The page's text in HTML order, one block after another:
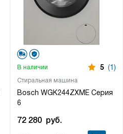
Стиральная машина
Bosch WGK244ZXME Серия
6
В наличии 5 (1)
72 280 руб.